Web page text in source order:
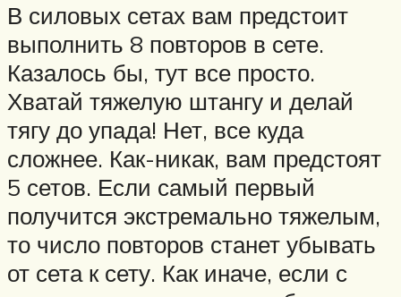
В силовых сетах вам предстоит
выполнить 8 повторов в сете.
Казалось бы, тут все просто.
Хватай тяжелую штангу и делай
тягу до упада! Нет, все куда
сложнее. Как-никак, вам предстоят
5 сетов. Если самый первый
получится экстремально тяжелым,
то число повторов станет убывать
от сета к сету. Как иначе, если с